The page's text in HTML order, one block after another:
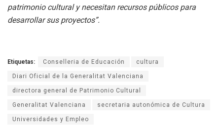
patrimonio cultural y necesitan recursos públicos para
desarrollar sus proyectos”.
Etiquetas: Conselleria de Educación cultura
Diari Oficial de la Generalitat Valenciana
directora general de Patrimonio Cultural
Generalitat Valenciana secretaria autonómica de Cultura
Universidades y Empleo